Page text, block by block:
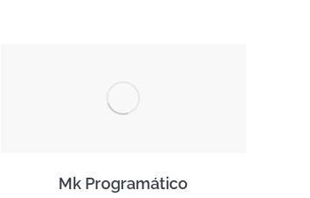
Mk Programático